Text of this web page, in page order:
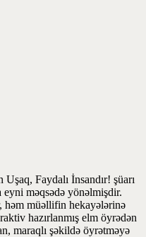
Faydalı İnsandır! şüarı
məqsədə yönəlmişdir.
həm müəllifin hekayələrinə
hazırlanmış elm öyrədən
maraqlı şəkildə öyrətməyə